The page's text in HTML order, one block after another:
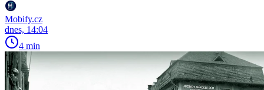
Mobify.cz
dnes, 14:04
4 min